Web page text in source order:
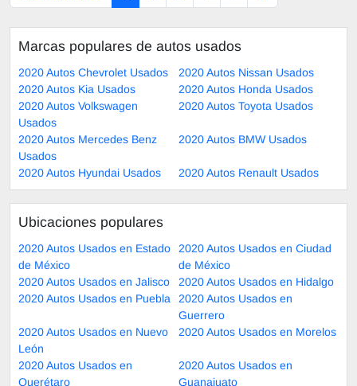
Marcas populares de autos usados
2020 Autos Chevrolet Usados
2020 Autos Nissan Usados
2020 Autos Kia Usados
2020 Autos Honda Usados
2020 Autos Volkswagen
Usados
2020 Autos Toyota Usados
2020 Autos Mercedes Benz
Usados
2020 Autos BMW Usados
2020 Autos Hyundai Usados 2020 Autos Renault Usados
Ubicaciones populares
2020 Autos Usados en Estado
de México
2020 Autos Usados en Ciudad
de México
2020 Autos Usados en Jalisco
2020 Autos Usados en Hidalgo
2020 Autos Usados en Puebla
2020 Autos Usados en
Guerrero
2020 Autos Usados en Nuevo
León
2020 Autos Usados en Morelos
2020 Autos Usados en
Querétaro
2020 Autos Usados en
Guanajuato